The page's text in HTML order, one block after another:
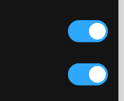
Ärmelenden und am
sorgt. Dank
und ist damit eine